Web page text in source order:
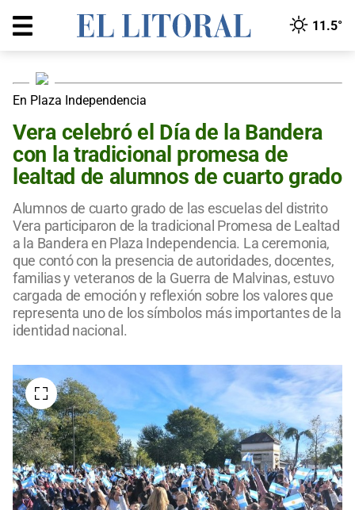
11.5°
En Plaza Independencia
Vera celebró el Día de la Bandera
con la tradicional promesa de
lealtad de alumnos de cuarto grado
Alumnos de cuarto grado de las escuelas del distrito
Vera participaron de la tradicional Promesa de Lealtad
a la Bandera en Plaza Independencia. La ceremonia,
que contó con la presencia de autoridades, docentes,
familias y veteranos de la Guerra de Malvinas, estuvo
cargada de emoción y reflexión sobre los valores que
representa uno de los símbolos más importantes de la
identidad nacional.